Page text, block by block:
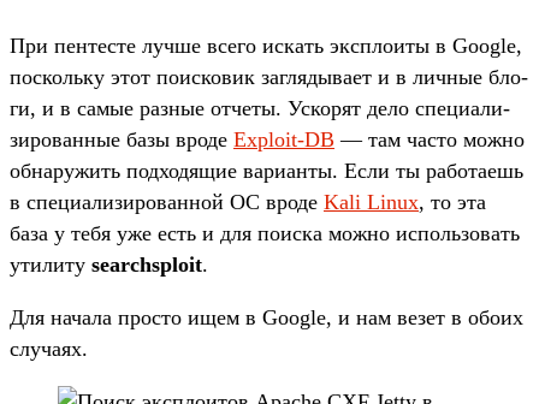
При пен­тесте луч­ше все­го искать экс­пло­иты в Google,
пос­коль­ку этот поис­ковик заг­лядыва­ет и в лич­ные бло­
ги, и в самые раз­ные отче­ты. Уско­рят дело спе­циали­
зиро­ван­ные базы вро­де Exploit-DB — там час­то мож­но
обна­ружить под­ходящие вари­анты. Если ты работа­ешь
в спе­циали­зиро­ван­ной ОС вро­де Kali Linux, то эта
база у тебя уже есть и для поис­ка мож­но исполь­зовать
ути­литу searchsploit.
Для начала прос­то ищем в Google, и нам везет в обо­их
слу­чаях.